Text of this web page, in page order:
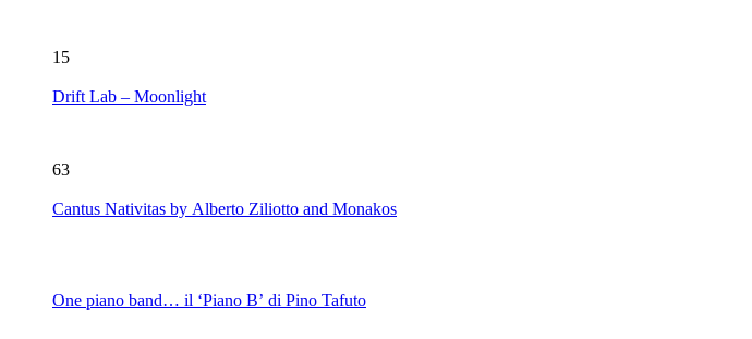
15
Drift Lab – Moonlight
63
Cantus Nativitas by Alberto Ziliotto and Monakos
One piano band… il ‘Piano B’ di Pino Tafuto